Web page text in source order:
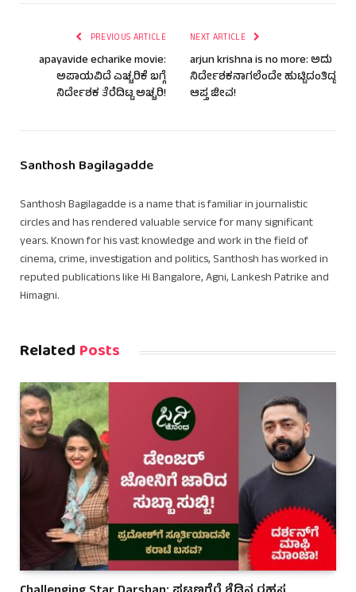
PREVIOUS ARTICLE
apayavide echarike movie:
ಅಪಾಯವಿದೆ ಎಚ್ಚರಿಕೆ ಬಗ್ಗೆ
ನಿರ್ದೇಶಕ ತೆರೆದಿಟ್ಟ ಅಚ್ಚರಿ!
NEXT ARTICLE
arjun krishna is no more: ಅದು
ನಿರ್ದೇಶಕನಾಗಲೆಂದೇ ಹುಟ್ಟಿದಂತಿದ್ದ
ಆಪ್ತ ಜೀವ!
Santhosh Bagilagadde
Santhosh Bagilagadde is a name that is familiar in journalistic
circles and has rendered valuable service for many significant
years. Known for his vast knowledge and work in the field of
cinema, crime, investigation and politics, Santhosh has worked in
reputed publications like Hi Bangalore, Agni, Lankesh Patrike and
Himagni.
Related Posts